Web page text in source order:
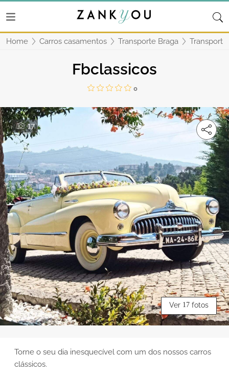
Home Carros casamentos Transporte Braga Transporte
Fbclassicos
0
17
Ver 17 fotos
Torne o seu dia inesquecível com um dos nossos carros
clássicos.